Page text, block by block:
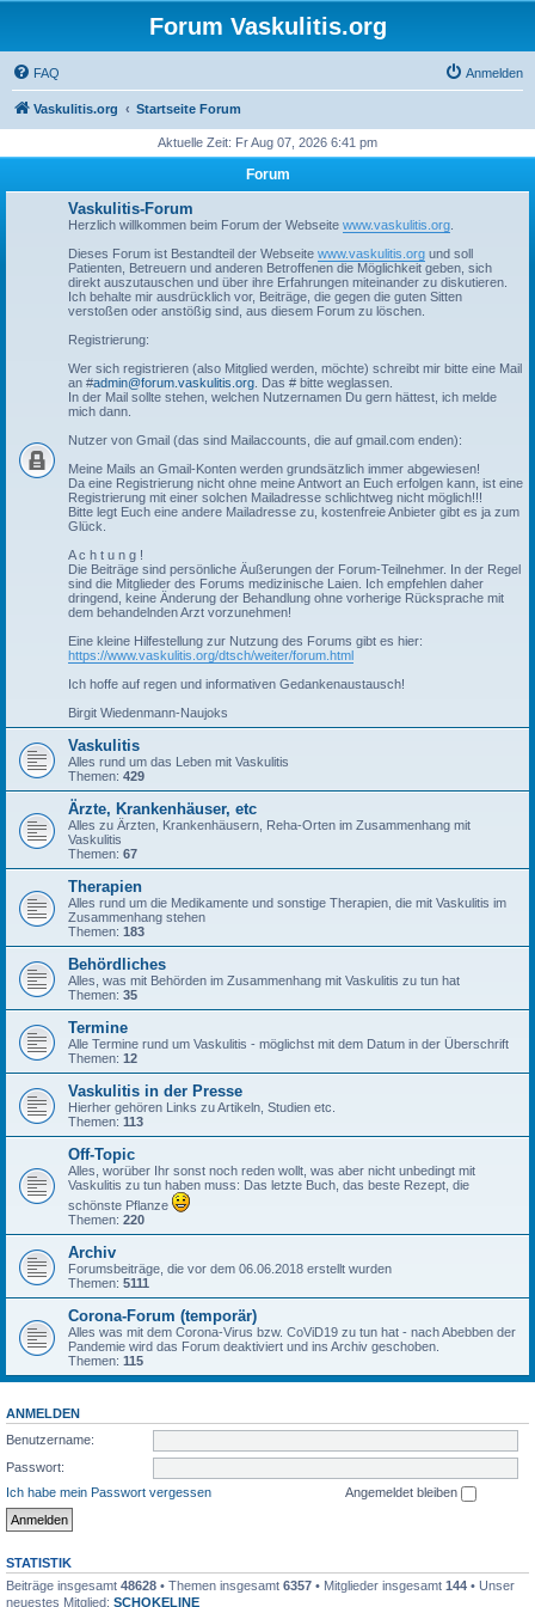
Forum Vaskulitis.org
FAQ Anmelden
Vaskulitis.org Startseite Forum
Aktuelle Zeit: Fr Aug 07, 2026 6:41 pm
Forum
Vaskulitis-Forum
Herzlich willkommen beim Forum der Webseite www.vaskulitis.org
Dieses Forum ist Bestandteil der Webseite www.vaskulitis.org und soll
Patienten, Betreuern und anderen Betroffenen die Möglichkeit geben, sich
direkt auszutauschen und über ihre Erfahrungen miteinander zu diskutieren.
Ich behalte mir ausdrücklich vor, Beiträge, die gegen die guten Sitten
verstoßen oder anstößig sind, aus diesem Forum zu löschen.
Registrierung:
Wer sich registrieren (also Mitglied werden, möchte) schreibt mir bitte eine Mail
an #admin@forum.vaskulitis.org . Das # bitte weglassen.
In der Mail sollte stehen, welchen Nutzernamen Du gern hättest, ich melde
mich dann.
Nutzer von Gmail (das sind Mailaccounts, die auf gmail.com enden):
Meine Mails an Gmail-Konten werden grundsätzlich immer abgewiesen!
Da eine Registrierung nicht ohne meine Antwort an Euch erfolgen kann, ist eine
Registrierung mit einer solchen Mailadresse schlichtweg nicht möglich!!!
Bitte legt Euch eine andere Mailadresse zu, kostenfreie Anbieter gibt es ja zum
Glück.
A c h t u n g !
Die Beiträge sind persönliche Äußerungen der Forum-Teilnehmer. In der Regel
sind die Mitglieder des Forums medizinische Laien. Ich empfehlen daher
dringend, keine Änderung der Behandlung ohne vorherige Rücksprache mit
dem behandelnden Arzt vorzunehmen!
Eine kleine Hilfestellung zur Nutzung des Forums gibt es hier:
https://www.vaskulitis.org/dtsch/weiter/forum.html
Ich hoffe auf regen und informativen Gedankenaustausch!
Birgit Wiedenmann-Naujoks
Vaskulitis
Alles rund um das Leben mit Vaskulitis
Themen: 429
Ärzte, Krankenhäuser, etc
Alles zu Ärzten, Krankenhäusern, Reha-Orten im Zusammenhang mit
Vaskulitis
Themen: 67
Therapien
Alles rund um die Medikamente und sonstige Therapien, die mit Vaskulitis im
Zusammenhang stehen
Themen: 183
Behördliches
Alles, was mit Behörden im Zusammenhang mit Vaskulitis zu tun hat
Themen: 35
Termine
Alle Termine rund um Vaskulitis - möglichst mit dem Datum in der Überschrift
Themen: 12
Vaskulitis in der Presse
Hierher gehören Links zu Artikeln, Studien etc.
Themen: 113
Off-Topic
Alles, worüber Ihr sonst noch reden wollt, was aber nicht unbedingt mit
Vaskulitis zu tun haben muss: Das letzte Buch, das beste Rezept, die
schönste Pflanze
Themen: 220
Archiv
Forumsbeiträge, die vor dem 06.06.2018 erstellt wurden
Themen: 5111
Corona-Forum (temporär)
Alles was mit dem Corona-Virus bzw. CoViD19 zu tun hat - nach Abebben der
Pandemie wird das Forum deaktiviert und ins Archiv geschoben.
Themen: 115
ANMELDEN
Benutzername:
Passwort:
Ich habe mein Passwort vergessen
Angemeldet bleiben
STATISTIK
Beiträge insgesamt 48628 • Themen insgesamt 6357 • Mitglieder insgesamt 144 • Unser
neuestes Mitglied: SCHOKELINE